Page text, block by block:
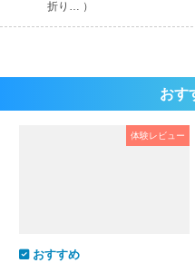
折り… ）
おす
体験レビュー
おすすめ